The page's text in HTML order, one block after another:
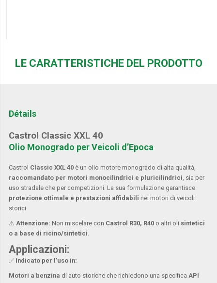
LE CARATTERISTICHE DEL PRODOTTO
Détails
Castrol Classic XXL 40
Olio Monogrado per Veicoli d’Epoca
Castrol Classic XXL 40 è un olio motore monogrado di alta qualità,
raccomandato per motori monocilindrici e pluricilindrici, sia per
uso stradale che per competizioni. La sua formulazione garantisce
protezione ottimale e prestazioni affidabili nei motori di veicoli
storici.
⚠Attenzione: Non miscelare con Castrol R30, R40 o altri oli sintetici
o a base di ricino/sintetici.
Applicazioni:
✅ Indicato per l’uso in:
Motori a benzina di auto storiche che richiedono una specificaAPI